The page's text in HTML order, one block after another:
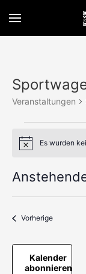
Veranstaltungen
HinweisEs wurden
Datum
Vorherige
Kalender
abonnieren